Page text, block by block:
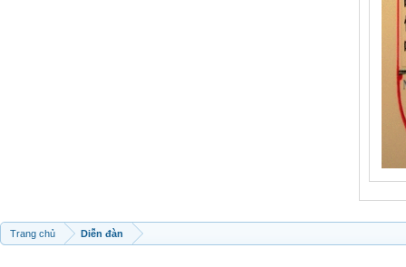
Trang chủ Diễn đàn